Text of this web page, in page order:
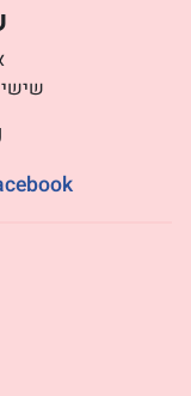
שישי